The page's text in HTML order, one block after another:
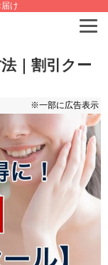
け
｜割引クー
※一部に広告表示